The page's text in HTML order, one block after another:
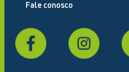
Fale conosco